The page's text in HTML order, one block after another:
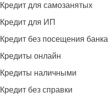
Кредит для самозанятых
Кредит для ИП
Кредит без посещения банка
Кредиты онлайн
Кредиты наличными
Кредит без справки